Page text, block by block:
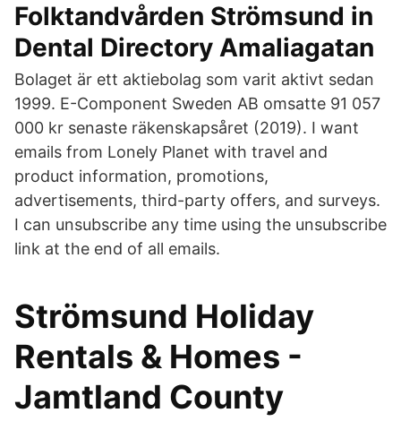
Folktandvården Strömsund in
Dental Directory Amaliagatan
Bolaget är ett aktiebolag som varit aktivt sedan
1999. E-Component Sweden AB omsatte 91 057
000 kr senaste räkenskapsåret (2019). I want
emails from Lonely Planet with travel and
product information, promotions,
advertisements, third-party offers, and surveys.
I can unsubscribe any time using the unsubscribe
link at the end of all emails.
Strömsund Holiday
Rentals & Homes -
Jamtland County